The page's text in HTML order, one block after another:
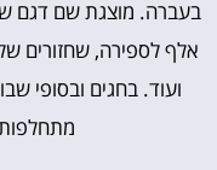
בעברה. מוצגת שם דגם
אלף לספירה, שחזורים
ועוד. בחגים ובסופי